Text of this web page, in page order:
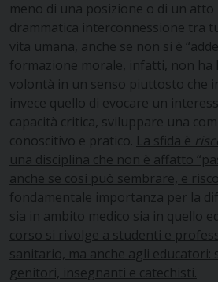
meno di una posizione o di un atto
drammatica interconnessione tra
vita umana, anche se non si è
formazione morale, infatti, non ha
volontà in un senso piuttosto che
invece quello di evocare un
capacità critica, sviluppare una
conoscitivo e pratico. La sfida è
una disciplina che non è affatto
anche se così può sembrare, e
fondamentale importanza per la
sia in ambito medico sia in quello
corso si rivolge a studenti e
sanitario, ma anche agli educatori:
genitori, insegnanti e catechisti.